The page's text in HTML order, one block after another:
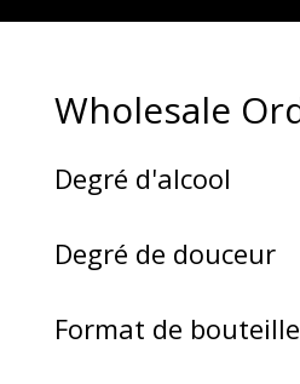
Wholesale
Degré d'alcool
Degré de douceur
Format de bouteille